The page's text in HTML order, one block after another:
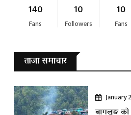
140
Fans
10
Followers
10
Fans
ताजा समाचार
January